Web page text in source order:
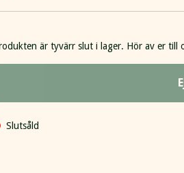
är tyvärr slut i lager. Hör av er till
Slutsåld